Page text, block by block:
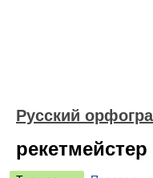
Русский
рекетмейстер